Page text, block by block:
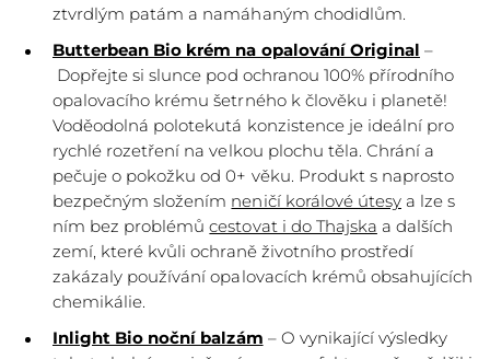
ztvrdlým patám a namáhaným chodidlům.
Butterbean Bio krém na opalování Original –
Dopřejte si slunce pod ochranou 100% přírodního
opalovacího krému šetrného k člověku i planetě!
Voděodolná polotekutá konzistence je ideální pro
rychlé rozetření na velkou plochu těla. Chrání a
pečuje o pokožku od 0+ věku. Produkt s naprosto
bezpečným složením neničí korálové útesya lze s
ním bez problémůcestovat i do Thajska a dalších
zemí, které kvůli ochraně životního prostředí
zakázaly používání opalovacích krémů obsahujících
chemikálie.
Inlight Bio noční balzám – O vynikající výsledky